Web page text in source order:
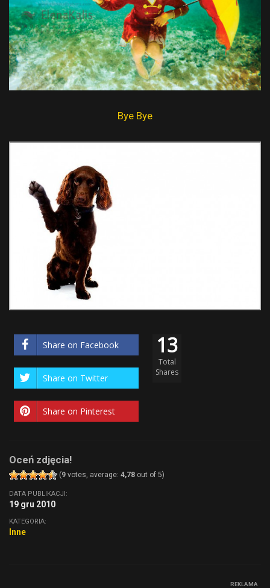
Bye Bye
Share on Facebook
Share on Twitter
Share on Pinterest
13
Total
Shares
Oceń zdjęcia!
(9 votes, average: 4,78 out of 5)
DATA PUBLIKACJI:
19 gru 2010
KATEGORIA:
Inne
REKLAMA